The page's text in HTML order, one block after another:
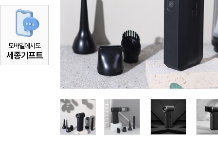
모바일에서도
세종기프트